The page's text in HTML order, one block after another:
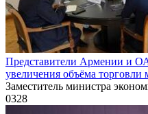
Представители Армении и
увеличения объёма торговли
Заместитель министра
0328